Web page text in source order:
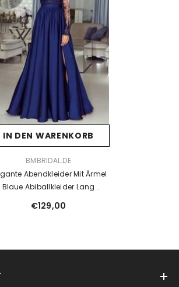
IN DEN WARENKORB
BMBRIDAL.DE
Abendkleider Mit Ärmel
Blaue Abiballkleider Lang
€129,00